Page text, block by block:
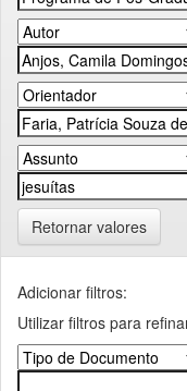
Retornar valores
Adicionar filtros:
Utilizar filtros para